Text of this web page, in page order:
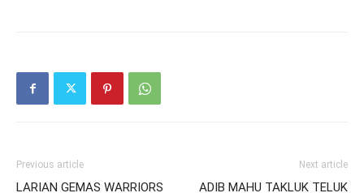
Previous article
LARIAN GEMAS WARRIORS
Next article
ADIB MAHU TAKLUK TELUK